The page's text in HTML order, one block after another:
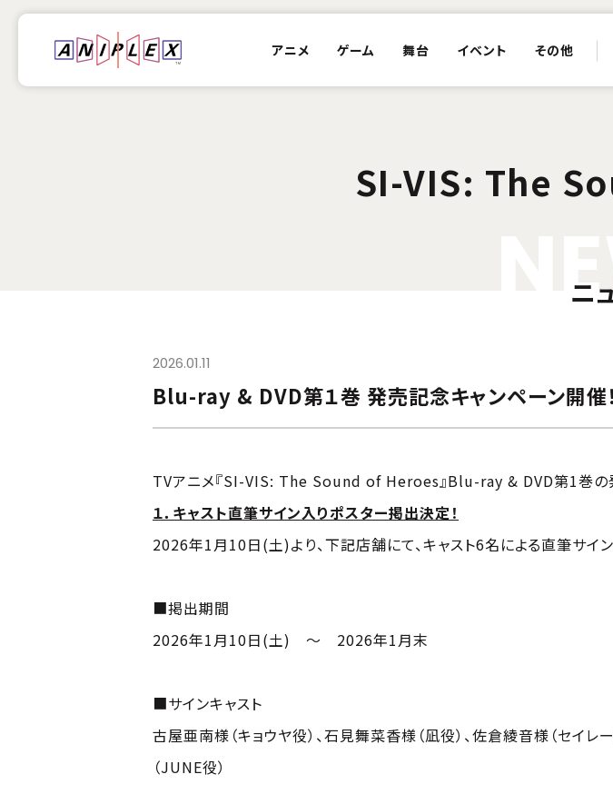
アニメ ゲーム 舞台 イベント その他
SI-VIS: The
E
ニ
2026.01.11
Blu-ray & DVD第１巻 発売記念キャンペーン開催！
TVアニメ『SI-VIS: The Sound of Heroes』Blu-ray & DVD第1巻の
１．キャスト直筆サイン入りポスター掲出決定！
2026年1月10日(土)より、下記店舗にて、キャスト6名による直筆サイ
■掲出期間
2026年1月10日(土) ～ 2026年1月末
■サインキャスト
古屋亜南様（キョウヤ役）、石見舞菜香様（凪役）、佐倉綾音様（セイレ
（JUNE役）